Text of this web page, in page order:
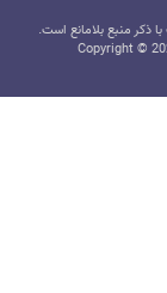
ذکر منبع بلامانع است.
Copyright ©